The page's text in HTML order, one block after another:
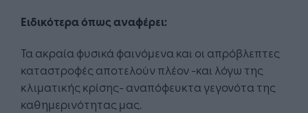
Ειδικότερα όπως αναφέρει:
Τα ακραία φυσικά φαινόμενα και οι απρόβλεπτες
καταστροφές αποτελούν πλέον -και λόγω της
κλιματικής κρίσης- αναπόφευκτα γεγονότα της
καθημερινότητας μας.